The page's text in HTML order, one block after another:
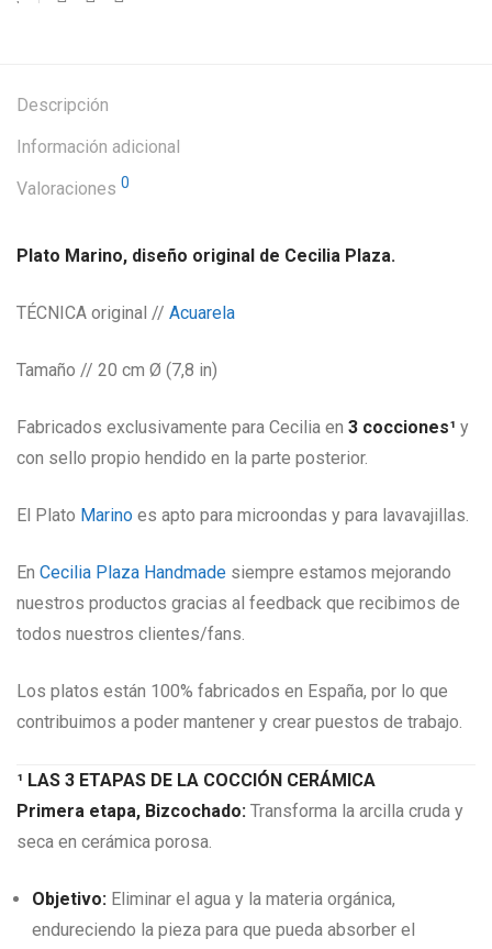
Descripción
Información adicional
Valoraciones 0
Plato Marino, diseño original de Cecilia Plaza.
TÉCNICA original // Acuarela
Tamaño // 20 cm Ø (7,8 in)
Fabricados exclusivamente para Cecilia en 3 cocciones¹ y
con sello propio hendido en la parte posterior.
El Plato Marino es apto para microondas y para lavavajillas.
En Cecilia Plaza Handmade siempre estamos mejorando
nuestros productos gracias al feedback que recibimos de
todos nuestros clientes/fans.
Los platos están 100% fabricados en España, por lo que
contribuimos a poder mantener y crear puestos de trabajo.
¹ LAS 3 ETAPAS DE LA COCCIÓN CERÁMICA
Primera etapa, Bizcochado: Transforma la arcilla cruda y
seca en cerámica porosa.
Objetivo: Eliminar el agua y la materia orgánica,
endureciendo la pieza para que pueda absorber el